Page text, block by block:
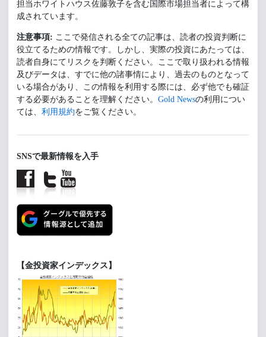
担当ホワイトハウス佐藤敦子を含む国際市場担当者によって構
成されています。
注意事項: ここで発信される全ての記事は、読者の投資判断に
役立てるための情報です。しかし、実際の投資にあたっては、
読者自身にてリスクを判断ください。ここで取り扱われる情報
及びデータは、すでに他の諸事情により、過去のものとなって
いる場合があり、この情報を利用する際には、必ず他でも確証
する必要があることを理解ください。 Gold Newsの利用につい
ては、 利用規約をご覧ください。
SNSで最新情報を入手
【金投資家インデックス】